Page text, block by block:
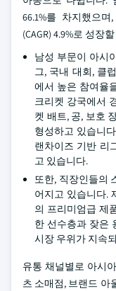
66.1%를 차지했으
(CAGR) 4.9%로 성장
남성 부문이 아시
그, 국내 대회, 클
에서 높은 참여율
크리켓 강국에서
켓 배트, 공, 보호
형성하고 있습니
랜차이즈 기반 리
고 있습니다.
또한, 직장인들의
어지고 있습니다.
의 프리미엄급 제
한 선수층과 잦은
시장 우위가 지속
유통 채널별로 아시
츠 소매점, 브랜드 아